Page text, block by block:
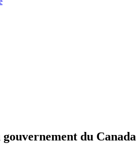
gouvernement du Canada